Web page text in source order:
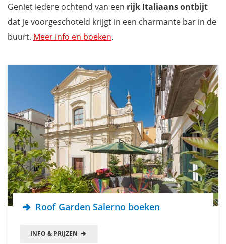
Geniet iedere ochtend van een rijk Italiaans ontbijt
dat je voorgeschoteld krijgt in een charmante bar in de
buurt. Meer info en boeken.
Roof Garden Salerno boeken
INFO & PRIJZEN